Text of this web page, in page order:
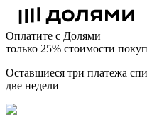
Оплатите с Долями
только 25% стоимости
Оставшиеся три платежа
две недели